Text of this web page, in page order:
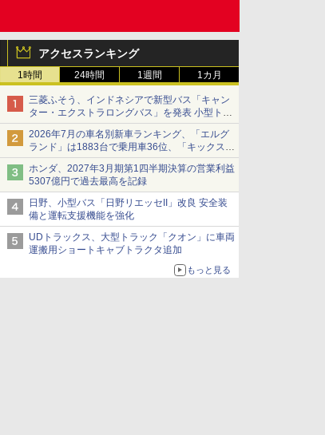
アクセスランキング
1時間 24時間 1週間 1カ月
三菱ふそう、インドネシアで新型バス「キャン
ター・エクストラロングバス」を発表 小型トラ
ックベースの観光・旅客輸送向けバス
2026年7月の車名別新車ランキング、「エルグ
ランド」は1883台で乗用車36位、「キックス」
は2591台で27位に
ホンダ、2027年3月期第1四半期決算の営業利益
5307億円で過去最高を記録
日野、小型バス「日野リエッセII」改良 安全装
備と運転支援機能を強化
UDトラックス、大型トラック「クオン」に車両
運搬用ショートキャブトラクタ追加
もっと見る